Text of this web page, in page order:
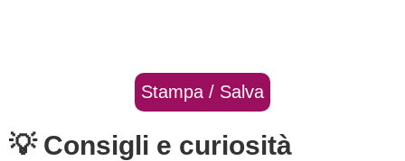
Stampa / Salva
💡 Consigli e curiosità